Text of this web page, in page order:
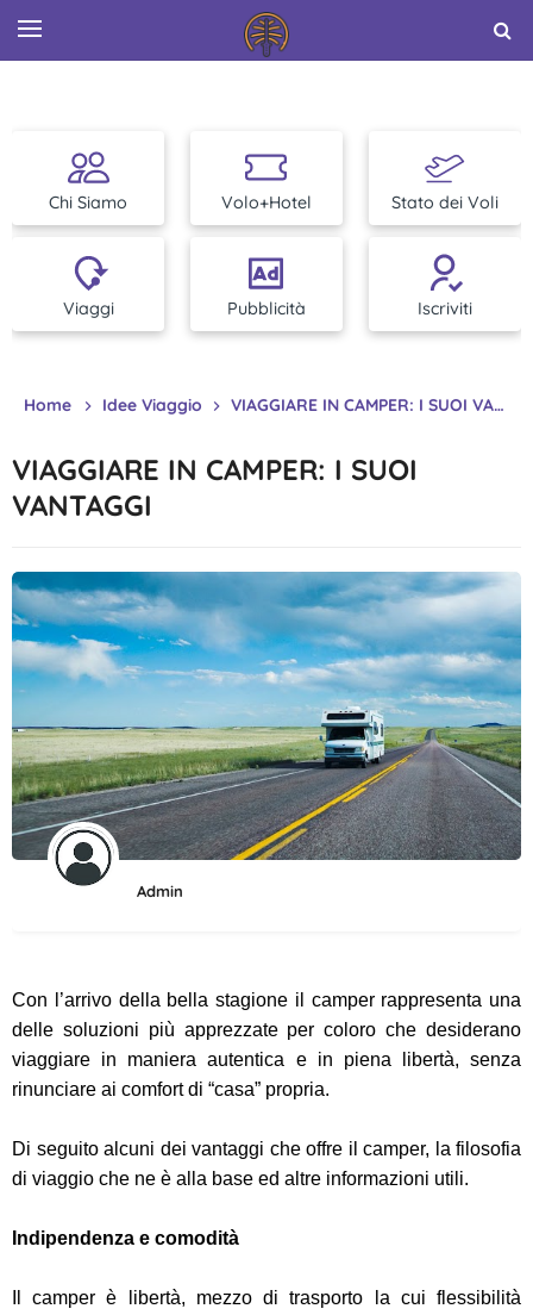
Chi Siamo Volo+Hotel Stato dei Voli
Viaggi Pubblicità Iscriviti
Home Idee Viaggio VIAGGIARE IN CAMPER: I SUOI VANTAGGI
VIAGGIARE IN CAMPER: I SUOI
VANTAGGI
Admin
Con l’arrivo della bella stagione il camper rappresenta una
delle soluzioni più apprezzate per coloro che desiderano
viaggiare in maniera autentica e in piena libertà, senza
rinunciare ai comfort di “casa” propria.
Di seguito alcuni dei vantaggi che offre il camper, la filosofia
di viaggio che ne è alla base ed altre informazioni utili.
Indipendenza e comodità
Il camper è libertà, mezzo di trasporto la cui flessibilità